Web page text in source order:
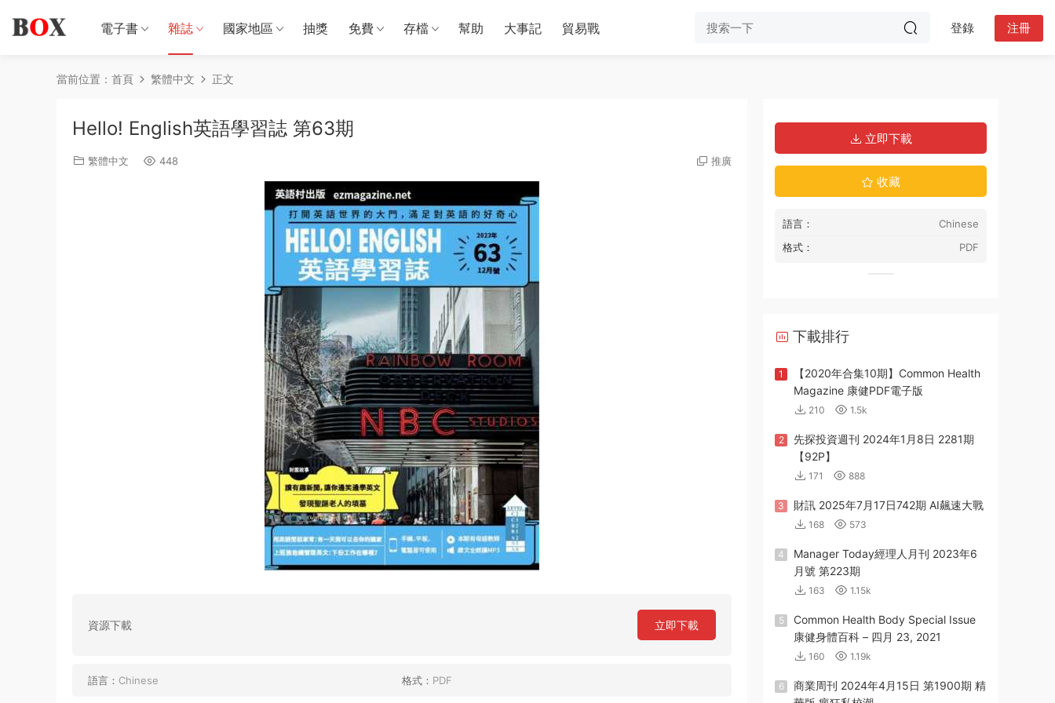
電子書 雜誌 國家地區 抽獎 免費 存檔 幫助 大事記 貿易戰 登錄 注冊
當前位置： 首頁 繁體中文 正文
Hello! English英語學習誌 第63期
繁體中文 448 推廣
資源下載 立即下載
語言： Chinese 格式： PDF
立即下載
收藏
語言：
Chinese
格式：
PDF
下載排行
1
【2020年合集10期】Common Health
Magazine 康健PDF電子版
210 1.5k
2
先探投資週刊 2024年1月8日 2281期
【92P】
171 888
3 財訊 2025年7月17日742期 AI飆速大戰
168 573
4
Manager Today經理人月刊 2023年6
月號 第223期
163 1.15k
5
Common Health Body Special Issue
康健身體百科 – 四月 23, 2021
160 1.19k
6
商業周刊 2024年4月15日 第1900期 精